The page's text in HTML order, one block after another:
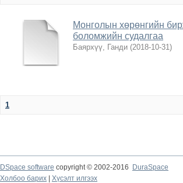
Монголын хөрөнгийн
боломжийн судалгаа
Баярхүү, Ганди (2018-10-31)
1
DSpace software copyright © 2002-2016
DuraSpace
Холбоо барих
Хүсэлт илгээх